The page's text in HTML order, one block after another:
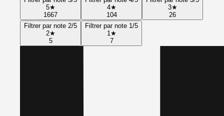
5★
1667
4★
104
3★
26
Filtrer par note 2/5
2★
5
Filtrer par note 1/5
1 ★
7